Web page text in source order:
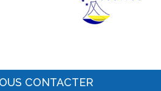
CONTACTER